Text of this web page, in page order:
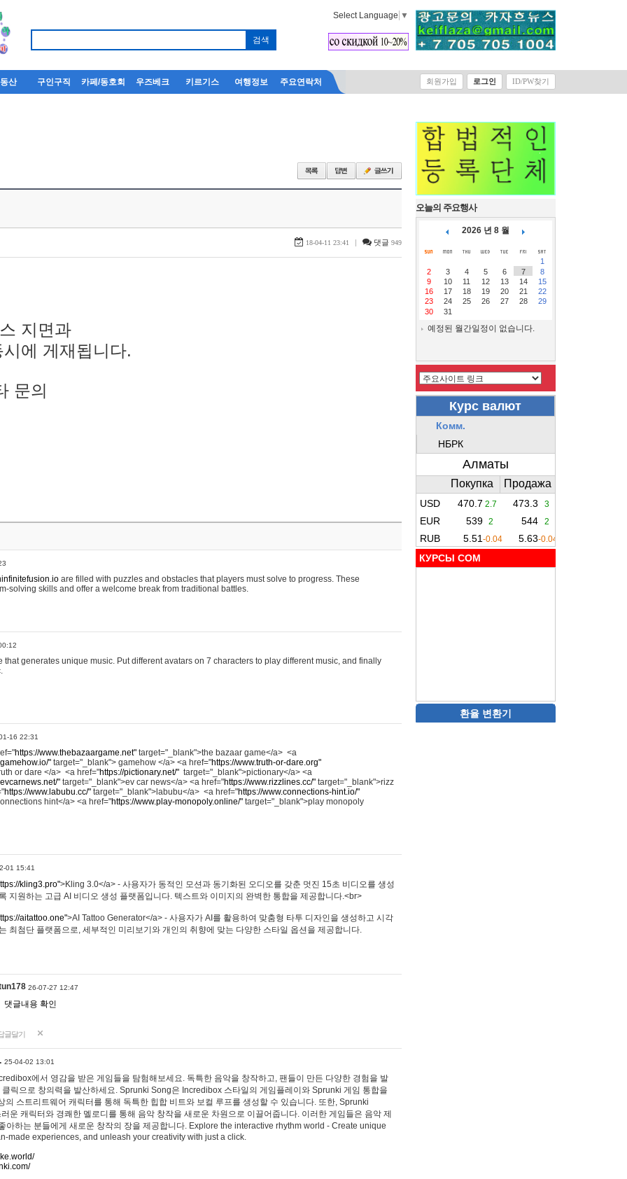
Select Language ▼
산 구인구직 카페/동호회 우즈베크 키르기스 여행정보 주요연락처 회원가입 로그인 ID/PW찾기
18-04-11 23:41 | 댓글 949
지면과
에 게재됩니다.
문의
are filled with puzzles and obstacles that players must solve to progress. These
solving skills and offer a welcome break from traditional battles.
that generates unique music. Put different avatars on 7 characters to play different music, and finally
16 22:31
https://www.thebazaargame.net" target="_blank">the bazaar game</a> <a
" target="_blank"> gamehow </a> <a href="https://www.truth-or-dare.org"
or dare </a> <a href="https://pictionary.net/" target="_blank">pictionary</a> <a
" target="_blank">ev car news</a> <a href="https://www.rizzlines.cc/" target="_blank">rizz
https://www.labubu.cc/" target="_blank">labubu</a> <a href="https://www.connections-hint.io/"
hint</a> <a href="https://www.play-monopoly.online/" target="_blank">play monopoly
01 15:41
kling3.pro">Kling 3.0</a> - 사용자가 동적인 모션과 동기화된 오디오를 갖춘 멋진 15초 비디오를 생성
지원하는 고급 AI 비디오 생성 플랫폼입니다. 텍스트와 이미지의 완벽한 통합을 제공합니다.<br>
aitattoo.one">AI Tattoo Generator</a> - 사용자가 AI를 활용하여 맞춤형 타투 디자인을 생성하고 시각
최첨단 플랫폼으로, 세부적인 미리보기와 개인의 취향에 맞는 다양한 스타일 옵션을 제공합니다.
26-07-27 12:47
댓글내용 확인
글달기
25-04-02 13:01
에서 영감을 받은 게임들을 탐험해보세요. 독특한 음악을 창작하고, 팬들이 만든 다양한 경험을 발
클릭으로 창의력을 발산하세요. Sprunki Song은 Incredibox 스타일의 게임플레이와 Sprunki 게임 통합을
의 스트리트웨어 캐릭터를 통해 독특한 힙합 비트와 보컬 루프를 생성할 수 있습니다. 또한, Sprunki
운 캐릭터와 경쾌한 멜로디를 통해 음악 창작을 새로운 차원으로 이끌어줍니다. 이러한 게임들은 음악 제
아하는 분들에게 새로운 창작의 장을 제공합니다. Explore the interactive rhythm world - Create unique
made experiences, and unleash your creativity with just a click.
오늘의 주요행사
2026 년 8 월
1
2
3 4 5 6 7
8
9
10 11 12 13 14
15
16
17 18 19 20 21
22
23
24 25 26 27 28
29
30
31
예정된 월간일정이 없습니다.
КУРСЫ COM
환율 변환기